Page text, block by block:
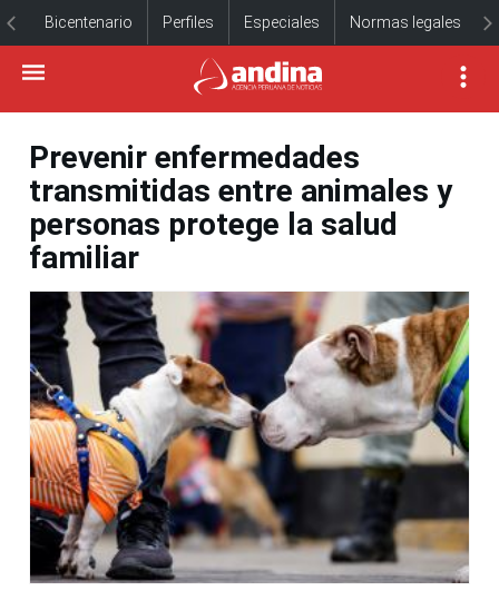
Bicentenario Perfiles Especiales Normas legales
Prevenir enfermedades
transmitidas entre animales y
personas protege la salud
familiar